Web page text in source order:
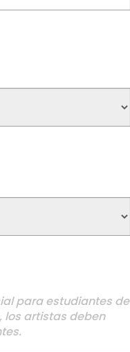
para estudiantes de
los artistas deben